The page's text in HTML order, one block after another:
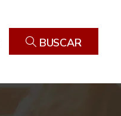
BUSCAR